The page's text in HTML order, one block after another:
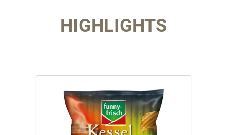
HIGHLIGHTS